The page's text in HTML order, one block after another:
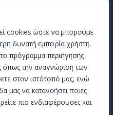
cookies ώστε να μπορούμε
δυνατή εμπειρία χρήστη.
πρόγραμμα περιήγησής
όπως την αναγνώριση των
στον ιστότοπό μας, ενώ
μας να κατανοήσει ποιες
πιο ενδιαφέρουσες και